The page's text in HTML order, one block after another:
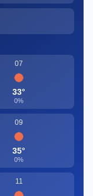
07
33°
0%
09
35°
0%
11